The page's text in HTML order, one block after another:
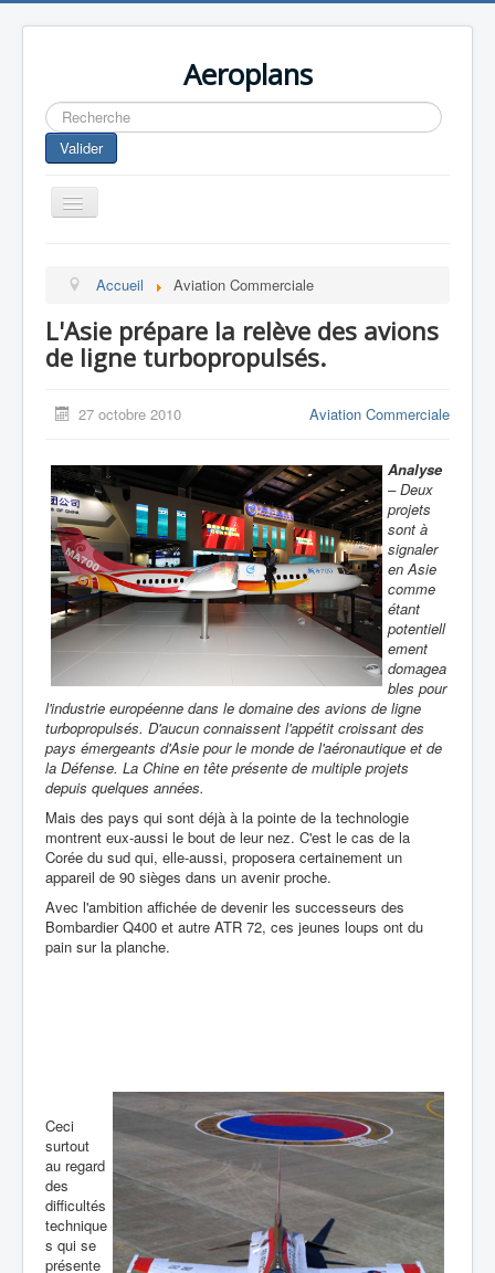
Aeroplans
Rechercher
Valider
Toggle
Navigation
Aviation Commerciale
Aviation d'Affaire
Aviation Militaire
Europespace
Accueil Aviation Commerciale
L'Asie prépare la relève des avions
de ligne turbopropulsés.
27 octobre 2010 Aviation Commerciale
Analyse
– Deux
projets
sont à
signaler
en Asie
comme
étant
potentiell
ement
domagea
bles pour
l'industrie européenne dans le domaine des avions de ligne
turbopropulsés. D'aucun connaissent l'appétit croissant des
pays émergeants d'Asie pour le monde de l'aéronautique et de
la Défense. La Chine en tête présente de multiple projets
depuis quelques années.
Mais des pays qui sont déjà à la pointe de la technologie
montrent eux-aussi le bout de leur nez. C'est le cas de la
Corée du sud qui, elle-aussi, proposera certainement un
appareil de 90 sièges dans un avenir proche.
Avec l'ambition affichée de devenir les successeurs des
Bombardier Q400 et autre ATR 72, ces jeunes loups ont du
pain sur la planche.
Ceci
surtout
au regard
des
difficultés
technique
s qui se
présente